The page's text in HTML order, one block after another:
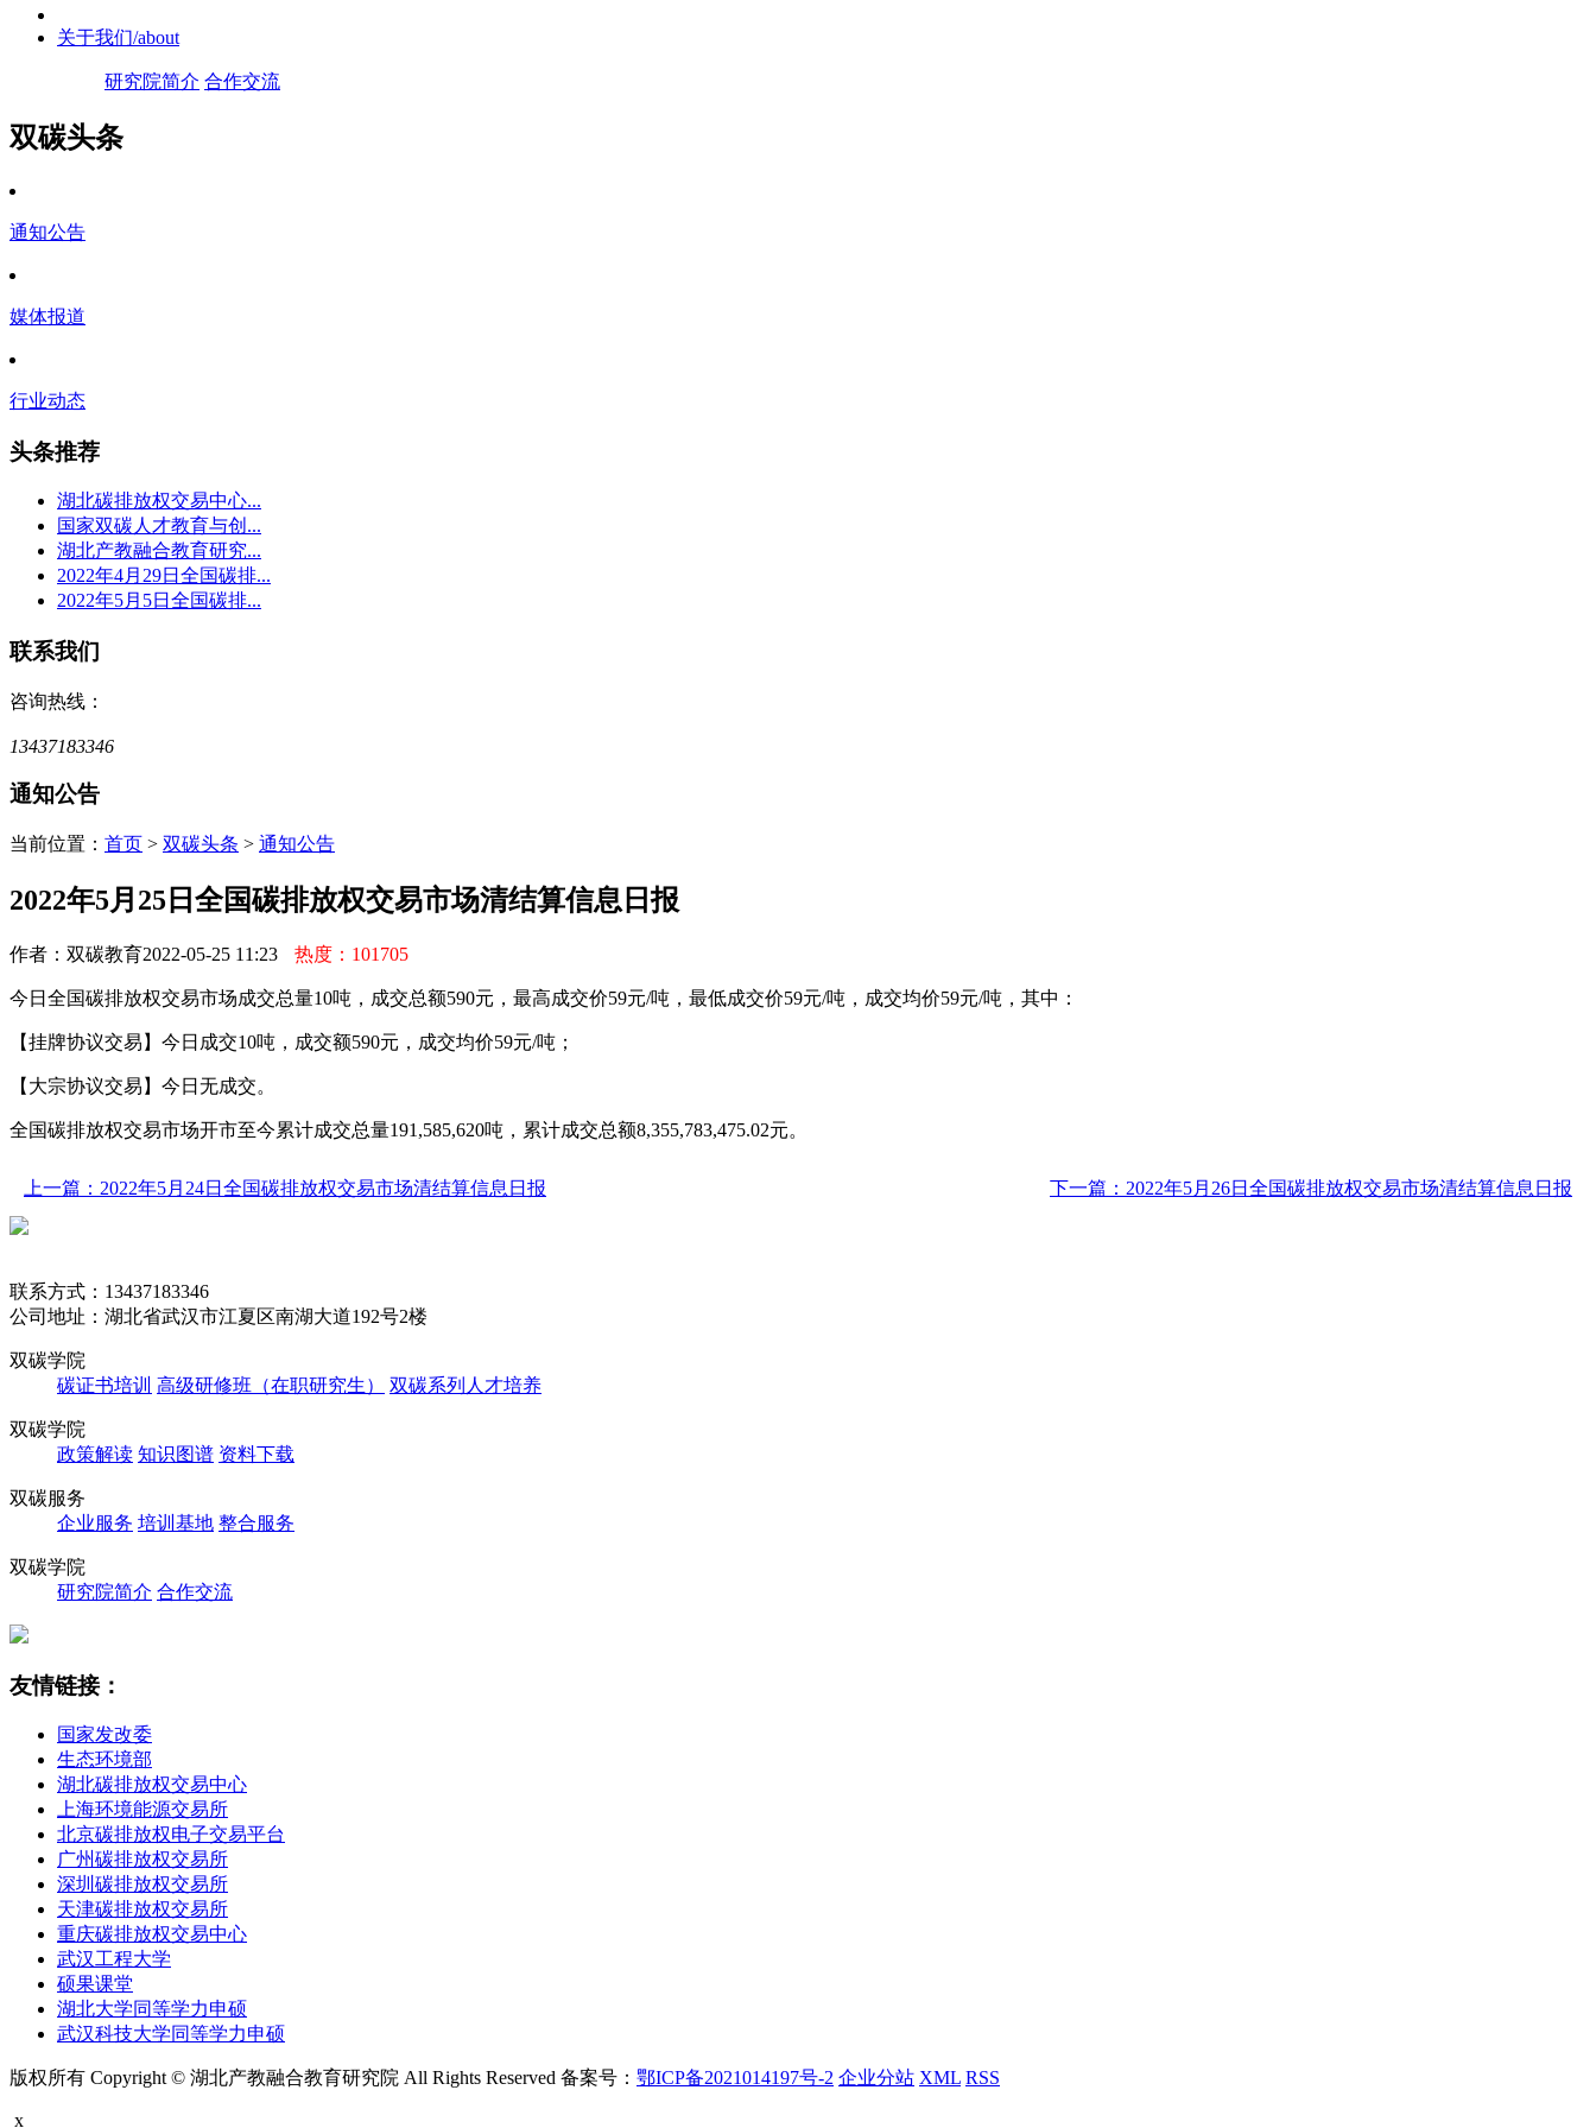
关于我们/about
研究院简介 合作交流
双碳头条
通知公告
媒体报道
行业动态
头条推荐
湖北碳排放权交易中心...
国家双碳人才教育与创...
湖北产教融合教育研究...
2022年4月29日全国碳排...
2022年5月5日全国碳排...
联系我们
咨询热线：
13437183346
通知公告
当前位置： 首页 > 双碳头条 > 通知公告
2022年5月25日全国碳排放权交易市场清结算信息日报
作者：双碳教育2022-05-25 11:23 热度：101705
今日全国碳排放权交易市场成交总量10吨，成交总额590元，最高成交价59元/吨，最低成交价59元/吨，成交均价59元/吨，其中：
【挂牌协议交易】今日成交10吨，成交额590元，成交均价59元/吨；
【大宗协议交易】今日无成交。
全国碳排放权交易市场开市至今累计成交总量191,585,620吨，累计成交总额8,355,783,475.02元。
上一篇：2022年5月24日全国碳排放权交易市场清结算信息日报 下一篇：2022年5月26日全国碳排放权交易市场清结算信息日报
联系方式：13437183346
公司地址：湖北省武汉市江夏区南湖大道192号2楼
双碳学院
碳证书培训 高级研修班（在职研究生） 双碳系列人才培养
双碳学院
政策解读 知识图谱 资料下载
双碳服务
企业服务 培训基地 整合服务
双碳学院
研究院简介 合作交流
友情链接：
国家发改委
生态环境部
湖北碳排放权交易中心
上海环境能源交易所
北京碳排放权电子交易平台
广州碳排放权交易所
深圳碳排放权交易所
天津碳排放权交易所
重庆碳排放权交易中心
武汉工程大学
硕果课堂
湖北大学同等学力申硕
武汉科技大学同等学力申硕
版权所有 Copyright © 湖北产教融合教育研究院 All Rights Reserved 备案号： 鄂ICP备2021014197号-2 企业分站 XML RSS
x